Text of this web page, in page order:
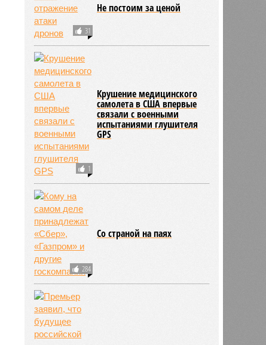
31
Не постоим за ценой
1
Крушение медицинского
самолета в США впервые
связали с военными
испытаниями глушителя
GPS
284
Со страной на паях